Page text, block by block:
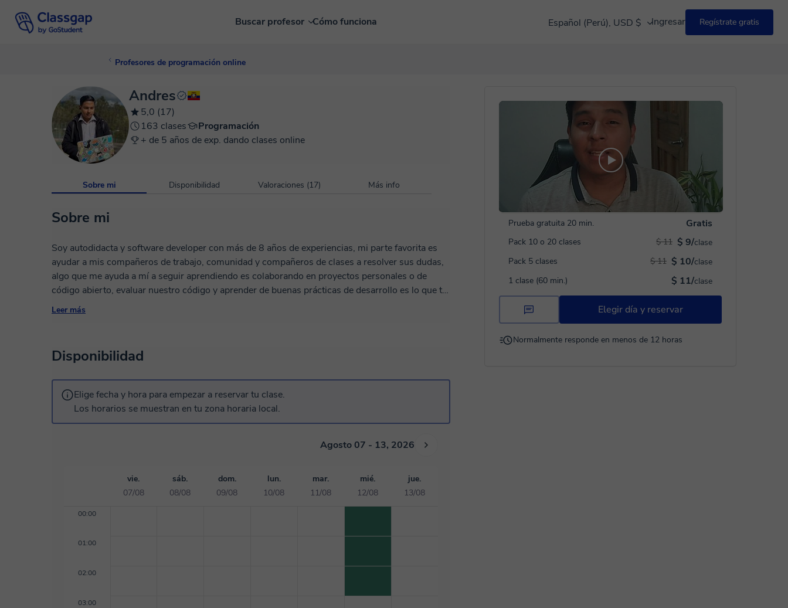
Buscar profesor Cómo funciona Español (Perú), USD $ Ingresar Regístrate gratis
Profesores de programación online
Prueba gratuita 20 min. Gratis
Pack 10 o 20 clases $ 9/clase
$ 11
Pack 5 clases
$ 10/clase
$ 11
1 clase (60 min.)
$ 11/clase
Elegir día y reservar
Normalmente responde en menos de 12 horas
Andres
5,0 (17)
163 clases
Programación
+ de 5 años de exp. dando clases online
Sobre mi Disponibilidad Valoraciones (17) Más info
Sobre mi
Soy autodidacta y software developer con más de 8 años de experiencias, mi parte favorita es
ayudar a mis compañeros de trabajo, comunidad y compañeros de clases a resolver sus dudas,
algo que me ayuda a mí a seguir aprendiendo es colaborando en proyectos personales o de
código abierto, evaluar nuestro código y aprender de buenas prácticas de desarrollo es lo que te
diferencia de muchos desarrolladores. Estaré muy contento de poder ayudarte con tus proyectos
Leer más
Disponibilidad
Elige fecha y hora para empezar a reservar tu clase.
Los horarios se muestran en tu zona horaria local.
Agosto 07 - 13, 2026
vie.
07/08
sáb.
08/08
dom.
09/08
lun.
10/08
mar.
11/08
mié.
12/08
jue.
13/08
00:00
01:00
02:00
03:00